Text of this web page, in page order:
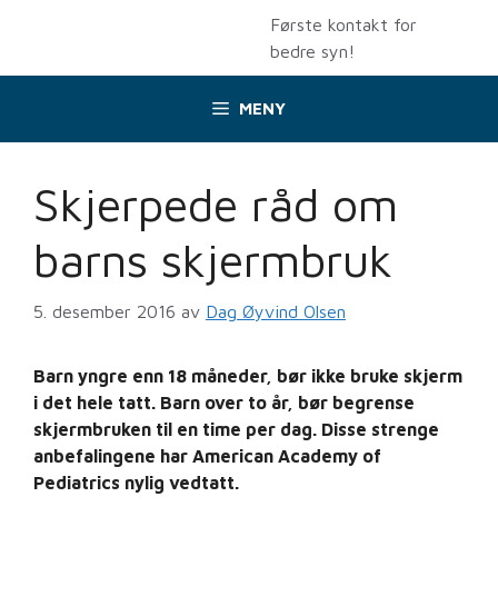
Første kontakt for
bedre syn!
MENY
Skjerpede råd om
barns skjermbruk
5. desember 2016 av Dag Øyvind Olsen
Barn yngre enn 18 måneder, bør ikke bruke skjerm
i det hele tatt. Barn over to år, bør begrense
skjermbruken til en time per dag. Disse strenge
anbefalingene har American Academy of
Pediatrics nylig vedtatt.